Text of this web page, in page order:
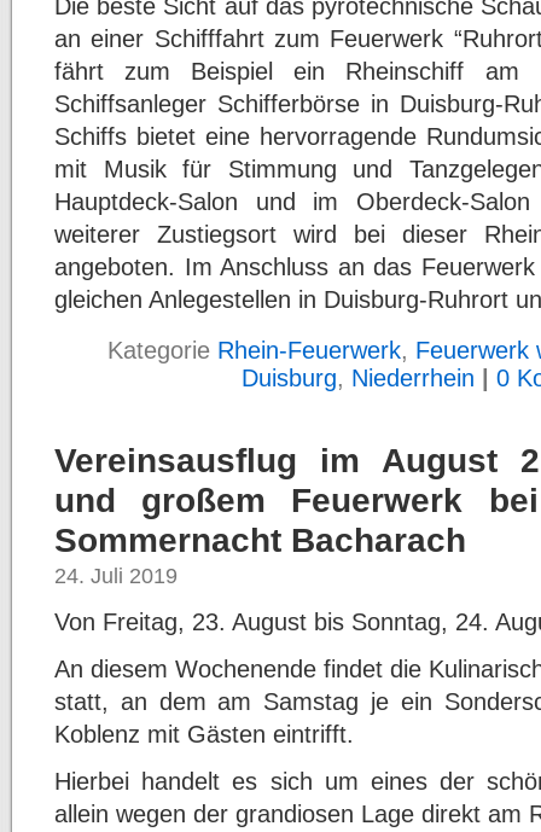
Die beste Sicht auf das pyrotechnische
an einer Schifffahrt zum Feuerwerk
fährt zum Beispiel ein Rheinschiff
Schiffsanleger Schifferbörse in Duisburg-
Schiffs bietet eine hervorragende
mit Musik für Stimmung und
Hauptdeck-Salon und im Oberdeck-
weiterer Zustiegsort wird bei dieser
angeboten. Im Anschluss an das
gleichen Anlegestellen in Duisburg-Ruhrort
Kategorie Rhein-Feuerwerk, Feuerwerk
Duisburg, Niederrhein 0
Vereinsausflug im August
und großem Feuerwerk
Sommernacht Bacharach
24. Juli 2019
Von Freitag, 23. August bis Sonntag, 24.
An diesem Wochenende findet die
statt, an dem am Samstag je ein
Koblenz mit Gästen eintrifft.
Hierbei handelt es sich um eines der
allein wegen der grandiosen Lage direkt am